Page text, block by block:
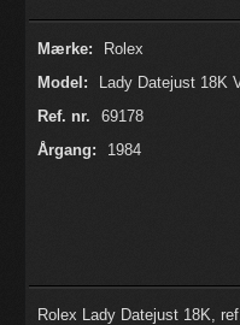
Mærke:
Rolex
Model:
Lady Datejust 18K
Ref. nr.
69178
Årgang:
1984
Rolex Lady Datejust 18K,